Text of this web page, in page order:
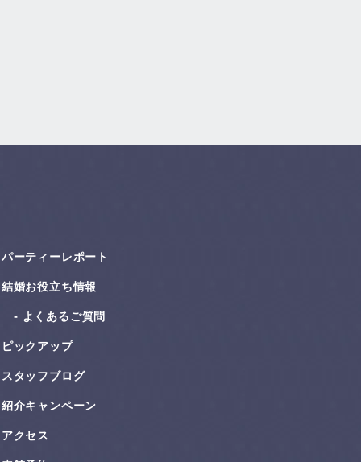
パーティーレポート
結婚お役⽴ち情報
よくあるご質問
ピックアップ
スタッフブログ
紹介キャンペーン
アクセス